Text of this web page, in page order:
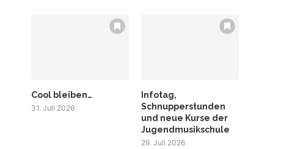
Cool bleiben…
31. Juli 2026
Infotag,
Schnupperstunden
und neue Kurse der
Jugendmusikschule
29. Juli 2026